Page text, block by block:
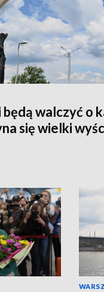
będą walczyć o
się wielki